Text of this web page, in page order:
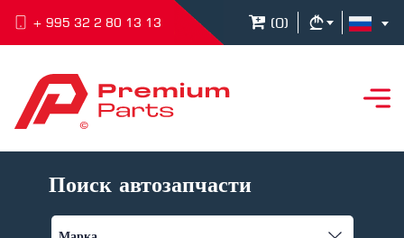
+ 995 32 2 80 13 13 (0)
Поиск автозапчасти